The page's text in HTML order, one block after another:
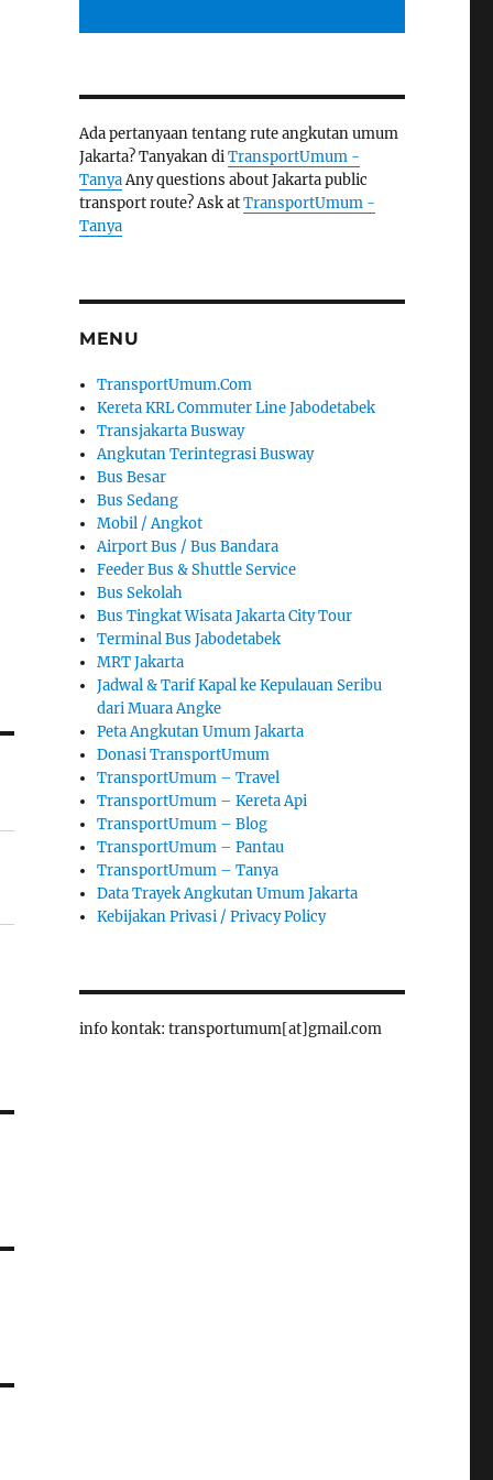
Ada pertanyaan tentang rute angkutan umum
Jakarta? Tanyakan diTransportUmum -
TanyaAny questions about Jakarta public
transport route? Ask atTransportUmum -
Tanya
MENU
TransportUmum.Com
Kereta KRL Commuter Line Jabodetabek
Transjakarta Busway
Angkutan Terintegrasi Busway
Bus Besar
Bus Sedang
Mobil / Angkot
Airport Bus / Bus Bandara
Feeder Bus & Shuttle Service
Bus Sekolah
Bus Tingkat Wisata Jakarta City Tour
Terminal Bus Jabodetabek
MRT Jakarta
Jadwal & Tarif Kapal ke Kepulauan Seribu
dari Muara Angke
Peta Angkutan Umum Jakarta
Donasi TransportUmum
TransportUmum – Travel
TransportUmum – Kereta Api
TransportUmum – Blog
TransportUmum – Pantau
TransportUmum – Tanya
Data Trayek Angkutan Umum Jakarta
Kebijakan Privasi / Privacy Policy
info kontak: transportumum[at]gmail.com